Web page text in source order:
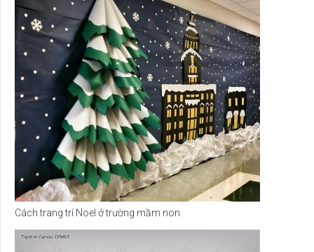
Cách trang trí Noel ở trường mầm non